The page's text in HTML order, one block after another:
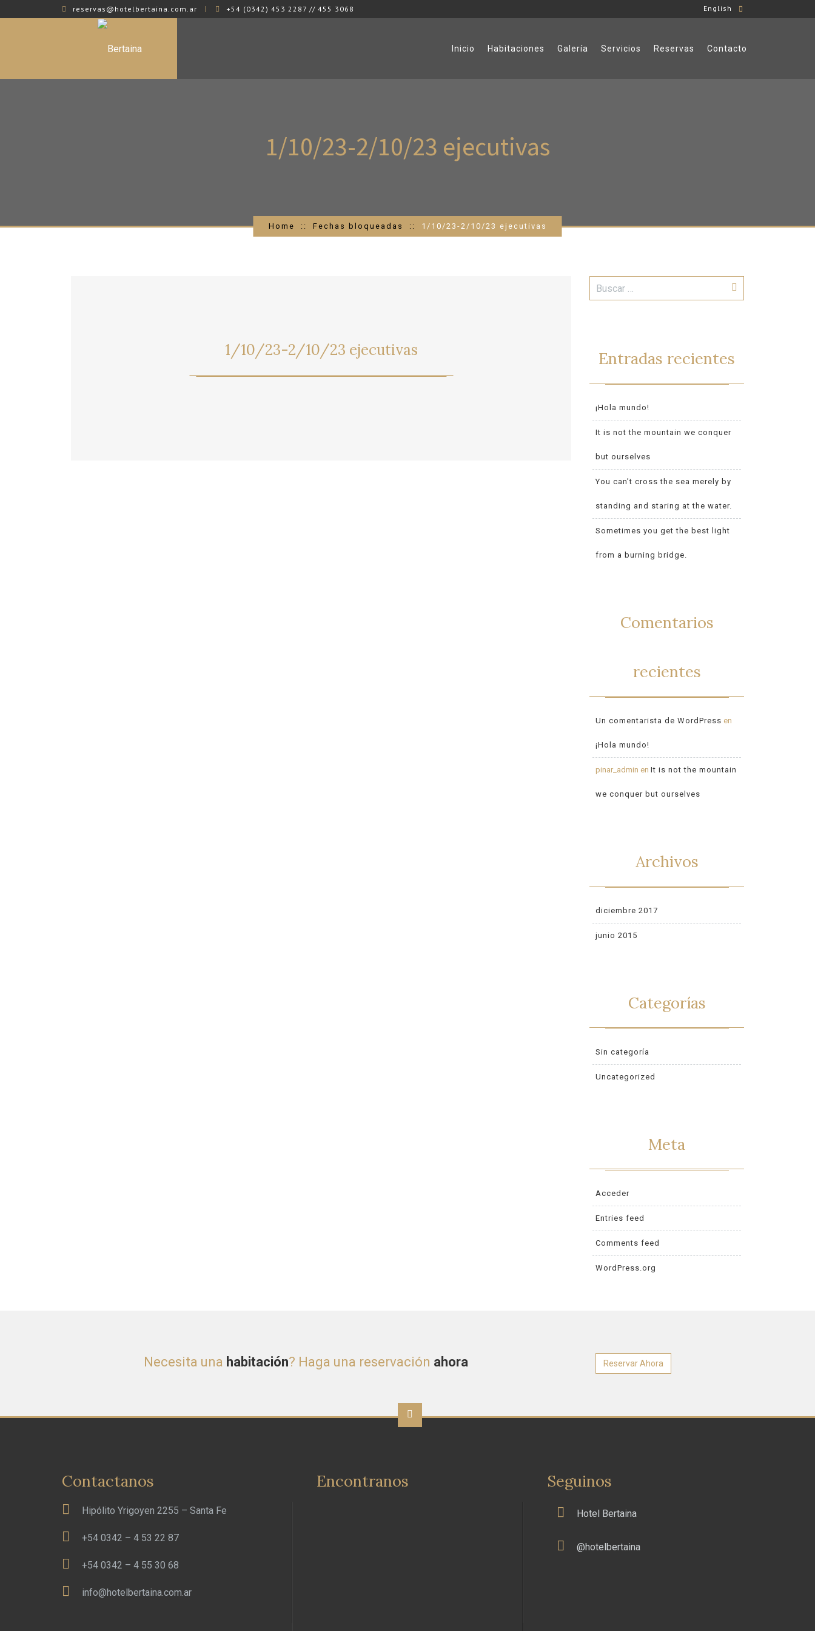
reservas@hotelbertaina.com.ar +54 (0342) 453 2287 // 455 3068 English
Inicio Habitaciones Galería Servicios Reservas Contacto
1/10/23-2/10/23 ejecutivas
Home Fechas bloqueadas 1/10/23-2/10/23 ejecutivas
1/10/23-2/10/23 ejecutivas Entradas recientes
¡Hola mundo!
It is not the mountain we conquer
but ourselves
You can’t cross the sea merely by
standing and staring at the water.
Sometimes you get the best light
from a burning bridge.
Comentarios
recientes
Un comentarista de WordPress en
¡Hola mundo!
pinar_admin en It is not the mountain
we conquer but ourselves
Archivos
diciembre 2017
junio 2015
Categorías
Sin categoría
Uncategorized
Meta
Acceder
Entries feed
Comments feed
WordPress.org
Necesita una habitación? Haga una reservación ahora Reservar Ahora
Contactanos
Hipólito Yrigoyen 2255 – Santa Fe
+54 0342 – 4 53 22 87
+54 0342 – 4 55 30 68
info@hotelbertaina.com.ar
Encontranos Seguinos
Hotel Bertaina
@hotelbertaina